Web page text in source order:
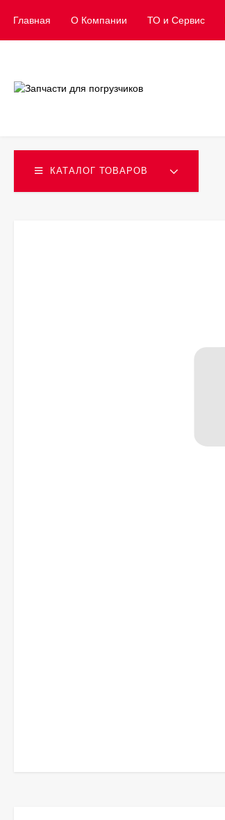
Главная О Компании ТО и Сервис
КАТАЛОГ ТОВАРОВ